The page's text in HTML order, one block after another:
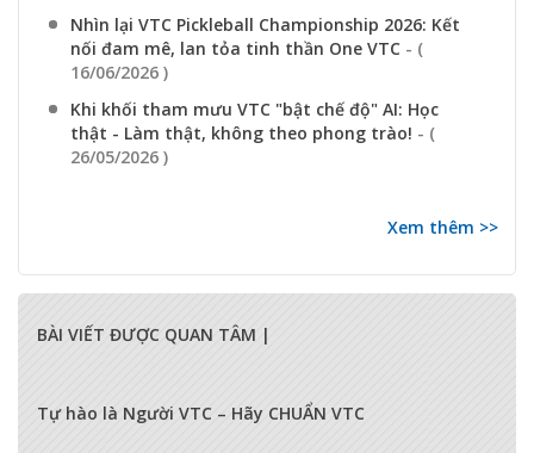
Nhìn lại VTC Pickleball Championship 2026: Kết
nối đam mê, lan tỏa tinh thần One VTC - (
16/06/2026 )
Khi khối tham mưu VTC "bật chế độ" AI: Học
thật - Làm thật, không theo phong trào! - (
26/05/2026 )
Xem thêm >>
BÀI VIẾT ĐƯỢC QUAN TÂM |
Tự hào là Người VTC – Hãy CHUẨN VTC